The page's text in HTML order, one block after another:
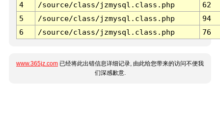
4
/source/class/jzmysql.class.php
62
5
/source/class/jzmysql.class.php
94
6
/source/class/jzmysql.class.php 76
www.365jz.com 已经将此出错信息详细记录, 由此给您带来的访问不便我
们深感歉意.